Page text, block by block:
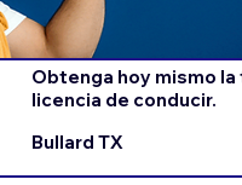
Obtenga hoy mismo
licencia de conducir.
Bullard TX